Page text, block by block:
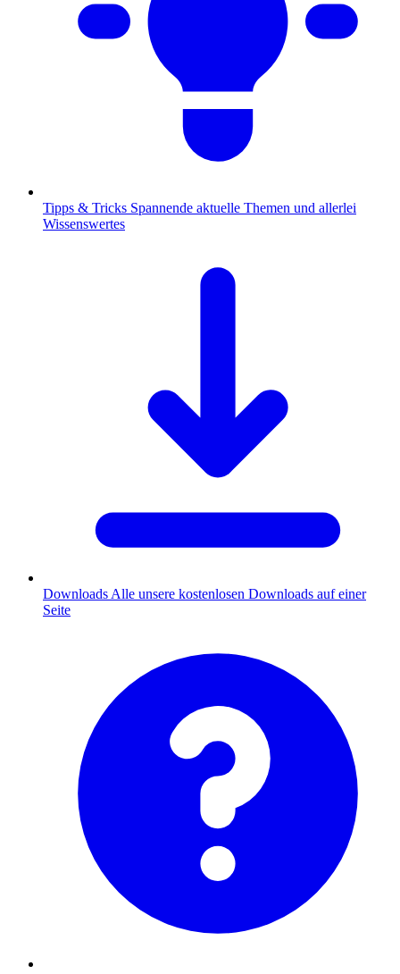
Tipps & Tricks Spannende aktuelle Themen und allerlei
Wissenswertes
Downloads Alle unsere kostenlosen Downloads auf einer
Seite